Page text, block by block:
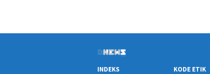
INDEKS KODE ETIK